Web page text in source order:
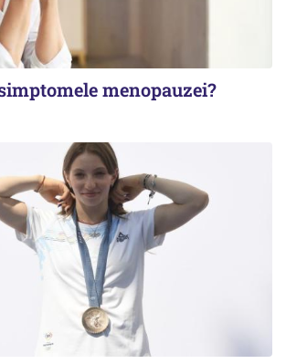
menopauzei?